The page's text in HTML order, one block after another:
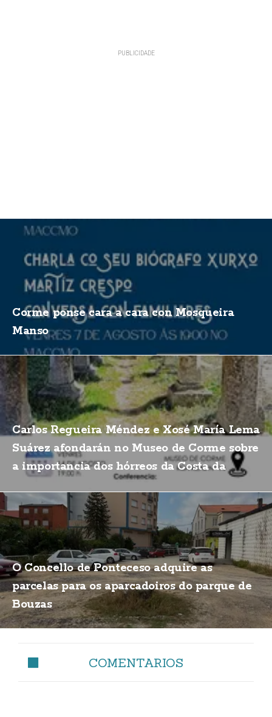
Corme ponse cara a cara con Mosqueira
Manso
Carlos Regueira Méndez e Xosé María Lema
Suárez afondarán no Museo de Corme sobre
a importancia dos hórreos da Costa da
O Concello de Ponteceso adquire as
parcelas para os aparcadoiros do parque de
Bouzas
COMENTARIOS